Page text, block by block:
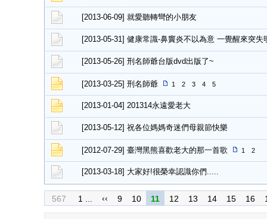
[2013-06-09] 就愛聽轉彎的小朋友
[2013-05-31] 健康常識-鼻竇炎不以為意 一覺醒來突失
[2013-05-26] 刑名師爺台版dvd出版了~
[2013-03-25] 刑名師爺 1 2 3 4 5
[2013-01-04] 201314永遠愛老大
[2013-05-12] 祝各位媽媽奇迷們母親節快樂
[2012-07-29] 臺灣黑熊喜歡老大的那一首歌 1 2
[2013-03-18] 大家好!很榮幸認識你們.....
567 1 ... ‹‹ 9 10 11 12 13 14 15 16